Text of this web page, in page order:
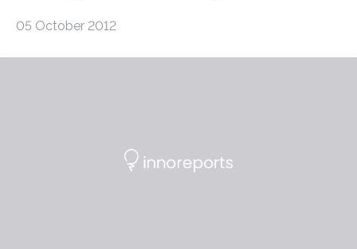
05 October 2012